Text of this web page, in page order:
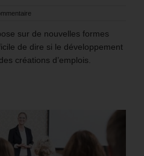
sur de nouvelles formes
de dire si le développement
créations d’emplois.